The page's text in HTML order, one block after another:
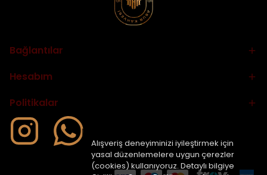
Alışveriş deneyiminizi iyileştirmek için
yasal düzenlemelere uygun çerezler
(cookies) kullanıyoruz. Detaylı bilgiye
Bağlantılar
Hesabım
Politikalar